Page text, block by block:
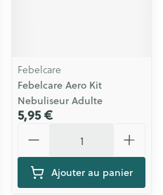
Febelcare
Febelcare Aero Kit
Nebuliseur Adulte
5,95 €
Ajouter au panier